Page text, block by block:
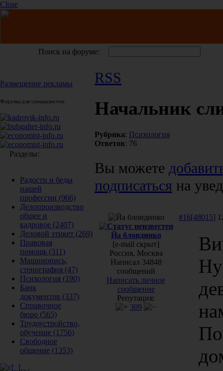
Close
Поиск на форуме:
Размещение рекламы
Форумы для специалистов:
Разделы:
Радости и беды
нашей
профессии (966)
Делопроизводство
общее и
кадровое (2407)
Деловой этикет (269)
Правовая
помощь (311)
Машинопись,
стенография (47)
Психология (190)
Банк
документов (337)
Справочное
бюро (565)
Трудоустройство,
обучение (1756)
Свободное
общение (1353)
RSS
Начальник
Рубрика: Психология
Ответов: 76
Вы можете
подписаться на
Йа блондинко
[e-mail скрыт]
Россия, Москва
Написал 34848
сообщений
Написать личное
сообщение
Репутация:
309
#16[48015]